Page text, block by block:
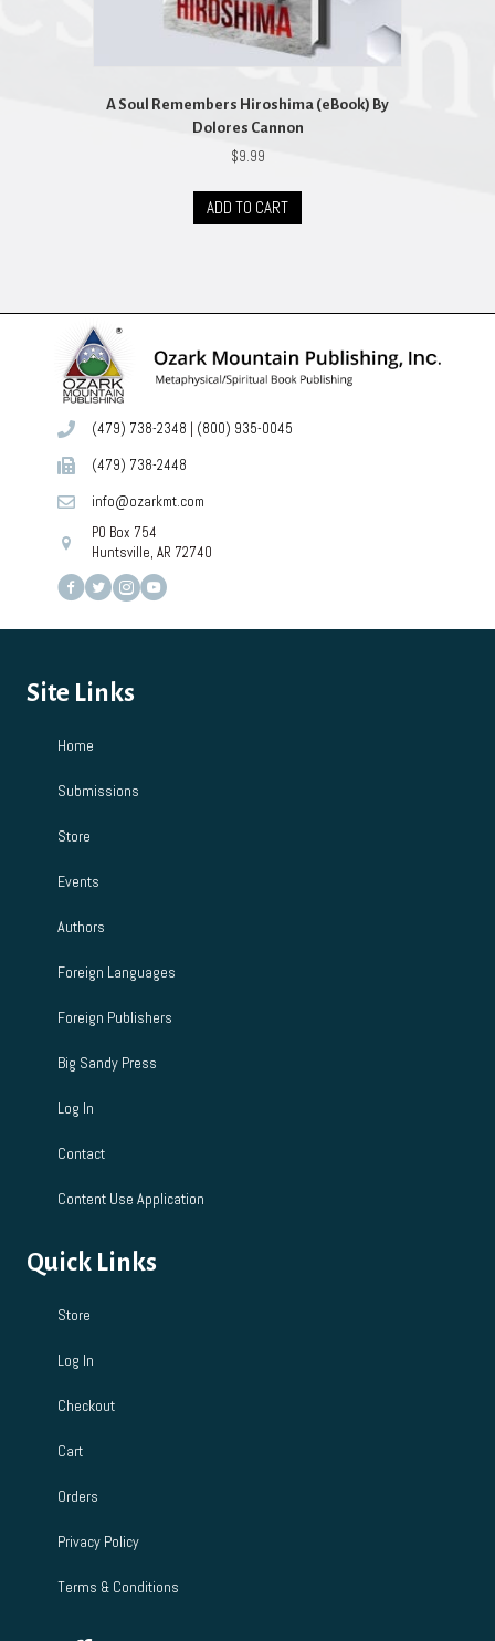
A Soul Remembers Hiroshima (eBook) By
Dolores Cannon
$9.99
ADD TO CART
(479) 738-2348 | (800) 935-0045
(479) 738-2448
info@ozarkmt.com
PO Box 754
Huntsville, AR 72740
Site Links
Home
Submissions
Store
Events
Authors
Foreign Languages
Foreign Publishers
Big Sandy Press
Log In
Contact
Content Use Application
Quick Links
Store
Log In
Checkout
Cart
Orders
Privacy Policy
Terms & Conditions